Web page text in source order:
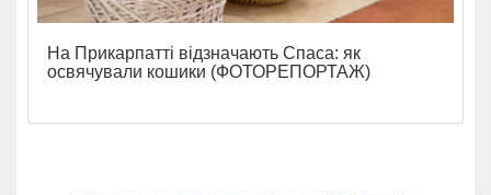
На Прикарпатті відзначають Спаса: як
освячували кошики (ФОТОРЕПОРТАЖ)